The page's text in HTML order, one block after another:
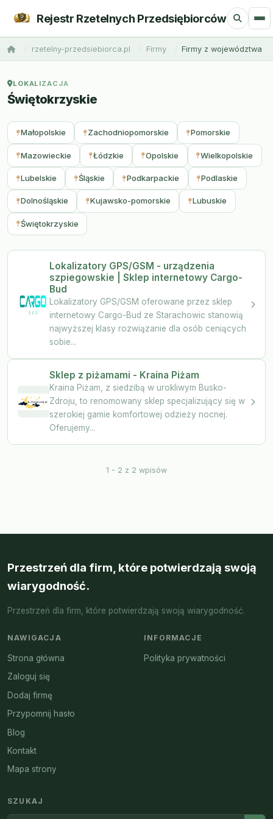
Rejestr Rzetelnych Przedsiębiorców
rzetelny-przedsiebiorca.pl Firmy Firmy z województwa
LOKALIZACJA
Świętokrzyskie
Małopolskie Zachodniopomorskie Pomorskie
Mazowieckie Łódzkie Opolskie Wielkopolskie
Lubelskie Śląskie Podkarpackie Podlaskie
Dolnośląskie Kujawsko-pomorskie Lubuskie
Świętokrzyskie
Lokalizatory GPS/GSM - urządzenia
szpiegowskie | Sklep internetowy Cargo-
Bud
Lokalizatory GPS/GSM oferowane przez sklep
internetowy Cargo-Bud ze Starachowic stanowią
najwyższej klasy rozwiązanie dla osób ceniących
sobie...
Sklep z piżamami - Kraina Piżam
Kraina Piżam, z siedzibą w urokliwym Busko-
Zdroju, to renomowany sklep specjalizujący się w
szerokiej gamie komfortowej odzieży nocnej.
Oferujemy...
1 - 2 z 2 wpisów
Przestrzeń dla firm, które potwierdzają swoją
wiarygodność.
Przestrzeń dla firm, które potwierdzają swoją wiarygodność.
NAWIGACJA
Strona główna
Zaloguj się
Dodaj firmę
Przypomnij hasło
Blog
Kontakt
Mapa strony
INFORMACJE
Polityka prywatności
SZUKAJ